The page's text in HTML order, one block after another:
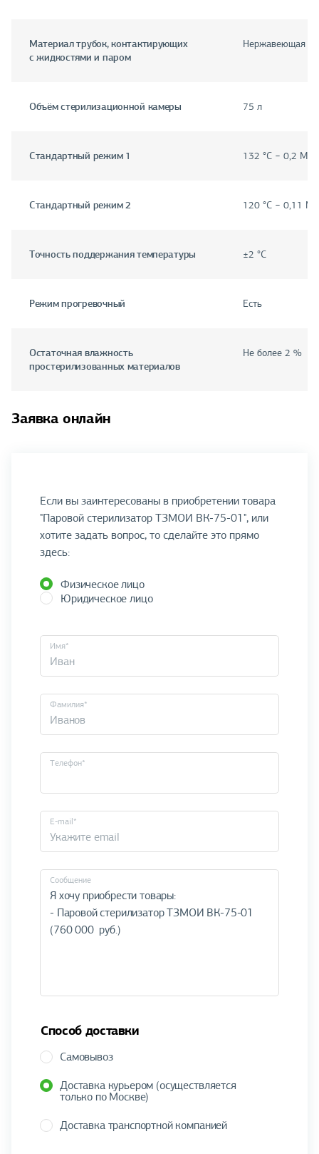
Материал трубок, контактирующих
с жидкостями и паром
Нержавеющая
Объём стерилизационной камеры 75 л
Стандартный режим 1 132 °С − 0,2
Стандартный режим 2 120 °С − 0,11
Точность поддержания температуры ±2 °С
Режим прогревочный Есть
Остаточная влажность
простерилизованных материалов
Не более 2 %
Заявка онлайн
Если вы заинтересованы в приобретении товара
"Паровой стерилизатор ТЗМОИ ВК-75-01", или
хотите задать вопрос, то сделайте это прямо
здесь:
Физическое лицо
Юридическое лицо
Имя*
Фамилия*
Телефон*
E-mail*
Cообщение
Способ доставки
Самовывоз
Доставка курьером (осуществляется
только по Москве)
Доставка транспортной компанией